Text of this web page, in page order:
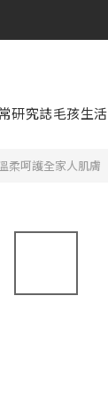
研究誌毛孩生活
柔呵護全家人肌膚